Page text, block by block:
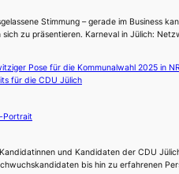
Stimmung – gerade im Business
zu präsentieren. Karneval in Jülich:
für die CDU Jülich
Portrait
und Kandidaten der CDU
bis hin zu erfahrenen